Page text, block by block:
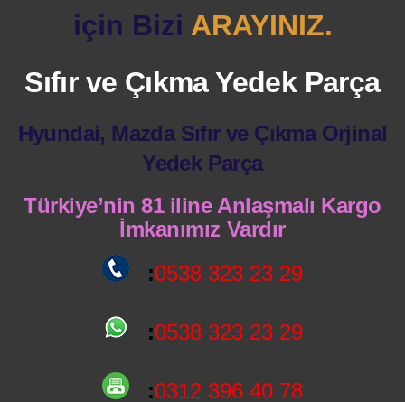
için Bizi ARAYINIZ.
Sıfır ve Çıkma Yedek Parça
Hyundai, Mazda Sıfır ve Çıkma Orjinal
Yedek Parça
Türkiye’nin 81 iline Anlaşmalı Kargo
İmkanımız Vardır
:0538 323 23 29
:0538 323 23 29
:0312 396 40 78